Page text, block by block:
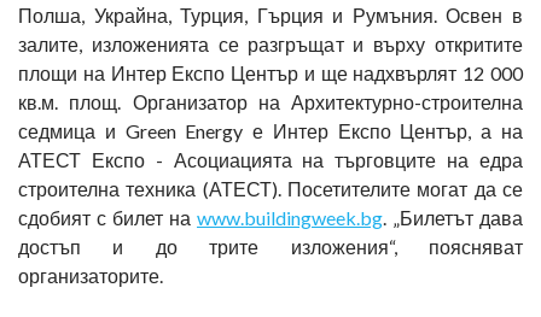
Полша, Украйна, Турция, Гърция и Румъния. Освен в
залите, изложенията се разгръщат и върху откритите
площи на Интер Експо Център и ще надхвърлят 12 000
кв.м. площ. Организатор на Архитектурно-строителна
седмица и Green Energy е Интер Експо Център, а на
АТЕСТ Експо - Асоциацията на търговците на едра
строителна техника (АТЕСТ). Посетителите могат да се
сдобият с билет на www.buildingweek.bg. „Билетът дава
достъп и до трите изложения“, поясняват
организаторите.